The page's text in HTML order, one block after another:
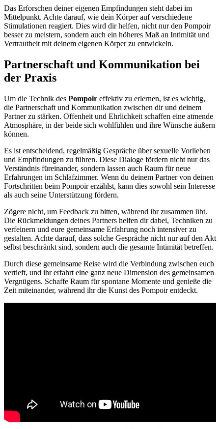
Das Erforschen deiner eigenen Empfindungen steht dabei im
Mittelpunkt. Achte darauf, wie dein Körper auf verschiedene
Stimulationen reagiert. Dies wird dir helfen, nicht nur den Pompoir
besser zu meistern, sondern auch ein höheres Maß an Intimität und
Vertrautheit mit deinem eigenen Körper zu entwickeln.
Partnerschaft und Kommunikation bei
der Praxis
Um die Technik des Pompoir effektiv zu erlernen, ist es wichtig,
die Partnerschaft und Kommunikation zwischen dir und deinem
Partner zu stärken. Offenheit und Ehrlichkeit schaffen eine atmende
Atmosphäre, in der beide sich wohlfühlen und ihre Wünsche äußern
können.
Es ist entscheidend, regelmäßig Gespräche über sexuelle Vorlieben
und Empfindungen zu führen. Diese Dialoge fördern nicht nur das
Verständnis füreinander, sondern lassen auch Raum für neue
Erfahrungen im Schlafzimmer. Wenn du deinem Partner von deinen
Fortschritten beim Pompoir erzählst, kann dies sowohl sein Interesse
als auch seine Unterstützung fördern.
Zögere nicht, um Feedback zu bitten, während ihr zusammen übt.
Die Rückmeldungen deines Partners helfen dir dabei, Techniken zu
verfeinern und eure gemeinsame Erfahrung noch intensiver zu
gestalten. Achte darauf, dass solche Gespräche nicht nur auf den Akt
selbst beschränkt sind, sondern auch die gesamte Intimität betreffen.
Durch diese gemeinsame Reise wird die Verbindung zwischen euch
vertieft, und ihr erfahrt eine ganz neue Dimension des gemeinsamen
Vergnügens. Schaffe Raum für spontane Momente und genieße die
Zeit miteinander, während ihr die Kunst des Pompoir entdeckt.